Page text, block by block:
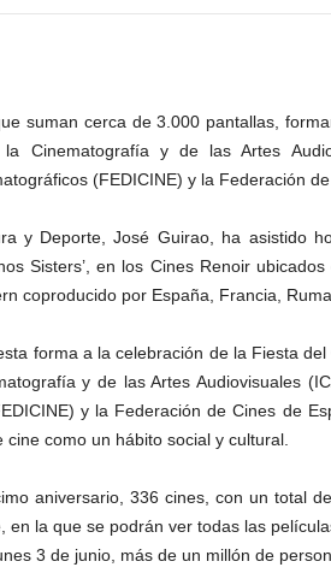
suman cerca de 3.000 pantallas,
Cinematografía y de las Artes
(FEDICINE) y la Federación
y Deporte, José Guirao, ha asistido
Sisters’, en los Cines Renoir
coproducido por España, Francia,
forma a la celebración de la Fiesta
y de las Artes Audiovisuales
y la Federación de Cines de
cine como un hábito social y cultural.
aniversario, 336 cines, con un total
en la que se podrán ver todas las
3 de junio, más de un millón de